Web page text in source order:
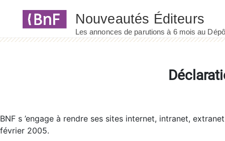
BNF s ’engage à rendre ses sites internet, intranet,
février 2005.